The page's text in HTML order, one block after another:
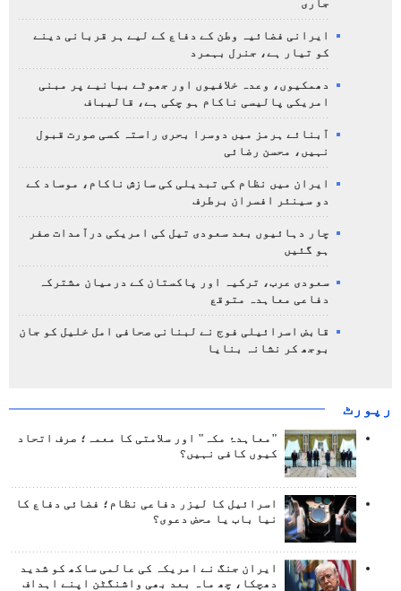
جاری
ایرانی فضائیہ وطن کے دفاع کے لیے ہر قربانی دینے
کو تیار ہے، جنرل بہمرد
دھمکیوں، وعدہ خلافیوں اور جھوٹے بیانیے پر مبنی
امریکی پالیسی ناکام ہو چکی ہے، قالیباف
آبنائے ہرمز میں دوسرا بحری راستہ کسی صورت قبول
نہیں، محسن رضائی
ایران میں نظام کی تبدیلی کی سازش ناکام، موساد کے
دو سینئر افسران برطرف
چار دہائیوں بعد سعودی تیل کی امریکی درآمدات صفر
ہو گئیں
سعودی عرب، ترکیہ اور پاکستان کے درمیان مشترکہ
دفاعی معاہدہ متوقع
قابض اسرائیلی فوج نے لبنانی صحافی امل خلیل کو جان
بوجھ کر نشانہ بنایا
رپورٹ
"معاہدۂ مکہ" اور سلامتی کا معمہ؛ صرف اتحاد
کیوں کافی نہیں؟
اسرائیل کا لیزر دفاعی نظام؛ فضائی دفاع کا
نیا باب یا محض دعوی؟
ایران جنگ نے امریکہ کی عالمی ساکھ کو شدید
دھچکا، چھ ماہ بعد بھی واشنگٹن اپنے اہداف